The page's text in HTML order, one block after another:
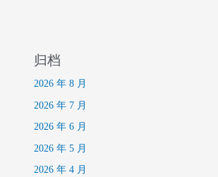
归档
2026 年 8 月
2026 年 7 月
2026 年 6 月
2026 年 5 月
2026 年 4 月